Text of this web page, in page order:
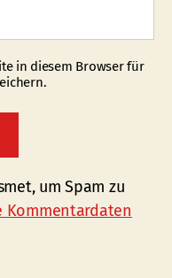
in diesem Browser für
um Spam zu
Kommentardaten